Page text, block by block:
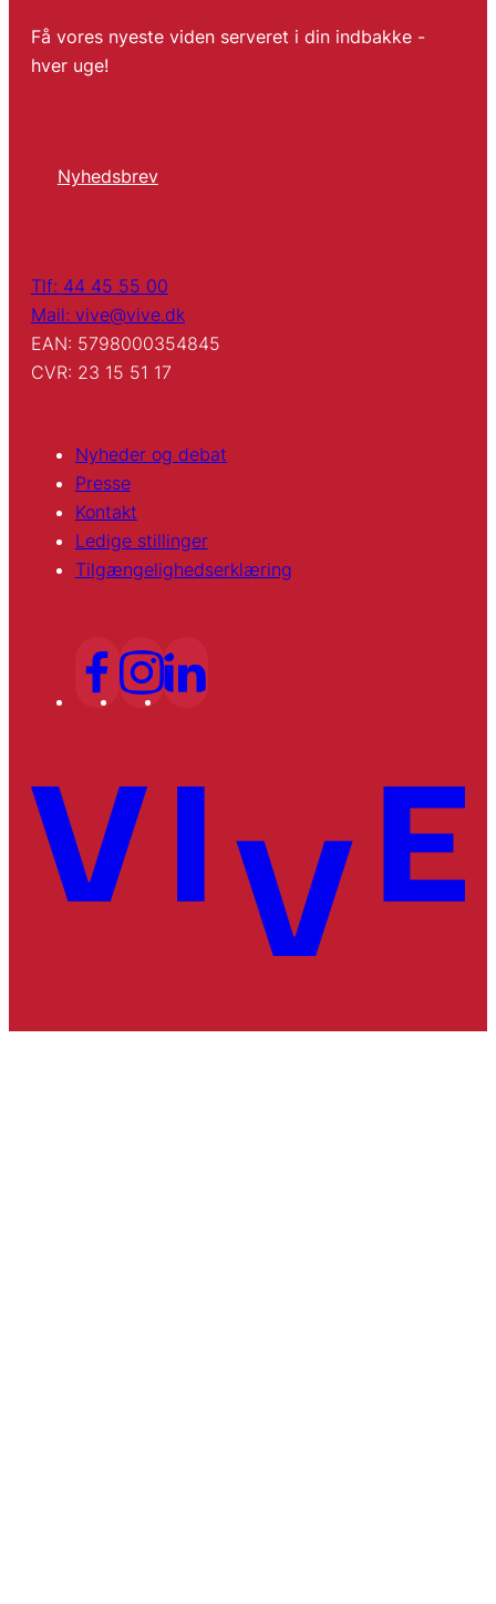
Få vores nyeste viden serveret i din indbakke -
hver uge!
Nyhedsbrev
Tlf: 44 45 55 00
Mail: vive@vive.dk
EAN: 5798000354845
CVR: 23 15 51 17
Nyheder og debat
Presse
Kontakt
Ledige stillinger
Tilgængelighedserklæring